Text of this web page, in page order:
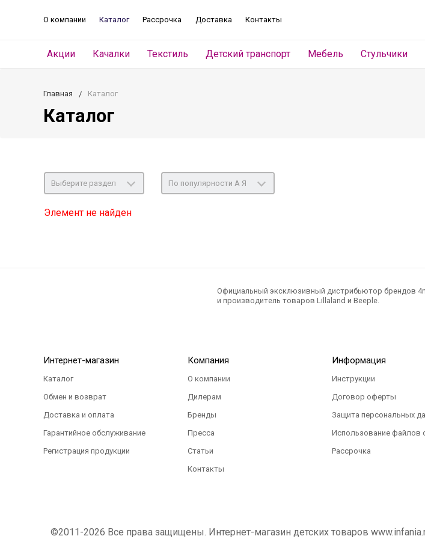
О компании Каталог Рассрочка Доставка Контакты
Акции Качалки Текстиль Детский транспорт Мебель Стульчики
Главная Каталог
Каталог
Выберите раздел По популярности А Я
Элемент не найден
Официальный эксклюзивный дистрибьютор брендов
и производитель товаров Lillaland и Beeple.
Интернет-магазин
Каталог
Обмен и возврат
Доставка и оплата
Гарантийное обслуживание
Регистрация продукции
Компания
О компании
Дилерам
Бренды
Пресса
Статьи
Контакты
Информация
Инструкции
Договор оферты
Защита персональных
Использование файлов
Рассрочка
©2011-2026 Все права защищены. Интернет-магазин детских товаров